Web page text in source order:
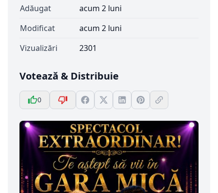
Adăugat
acum 2 luni
Modificat
acum 2 luni
Vizualizări
2301
Votează & Distribuie
0